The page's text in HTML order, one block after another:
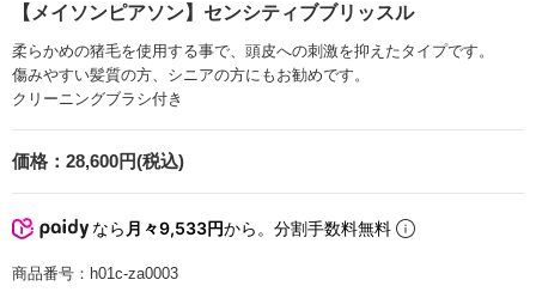
【メイソンピアソン】センシティブブリッスル
柔らかめの猪毛を使用する事で、頭皮への刺激を抑えたタイプです。
傷みやすい髪質の方、シニアの方にもお勧めです。
クリーニングブラシ付き
価格： 28,600円(税込)
なら 月々9,533円から。分割手数料無料
商品番号： h01c-za0003